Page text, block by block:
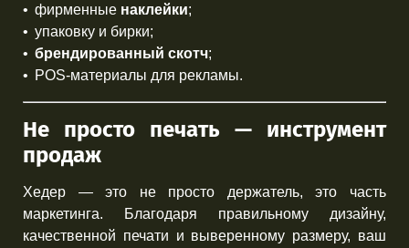
фирменные наклейки;
упаковку и бирки;
брендированный скотч;
POS-материалы для рекламы.
Не просто печать — инструмент
продаж
Хедер — это не просто держатель, это часть
маркетинга. Благодаря правильному дизайну,
качественной печати и выверенному размеру, ваш